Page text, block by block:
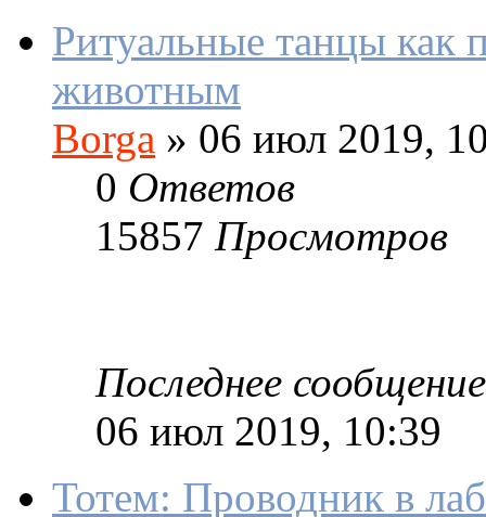
Ритуальные танцы как
животным
Borga » 06 июл 2019,
0 Ответов
15857 Просмотров
Последнее сообщение
06 июл 2019, 10:39
Тотем: Проводник в